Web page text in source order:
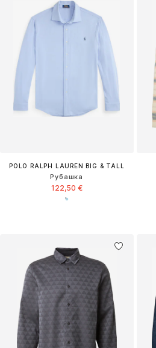
POLO RALPH LAUREN BIG & TALL
Рубашка
122,50 €